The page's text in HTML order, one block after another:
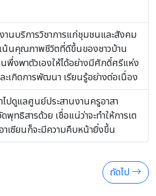
นบริการวิชาการแก่ชุมชนและสังคม
น้นคุณภาพชีวิตที่ดีขึ้นของชาวบ้าน
นพึ่งพาตัวเองให้ได้อย่างมีศักดิ์ศรีแห่ง
เกิดการพัฒนา เรียนรู้อย่างต่อเนื่อง
ปดูแลศูนย์ประสานงานครูอาสา
พุทธิสารด้วย เชื่อแน่ว่าจะทำให้การเต
เซียนก็จะมีความคืบหน้ายิ่งขึ้น
ถัดไป